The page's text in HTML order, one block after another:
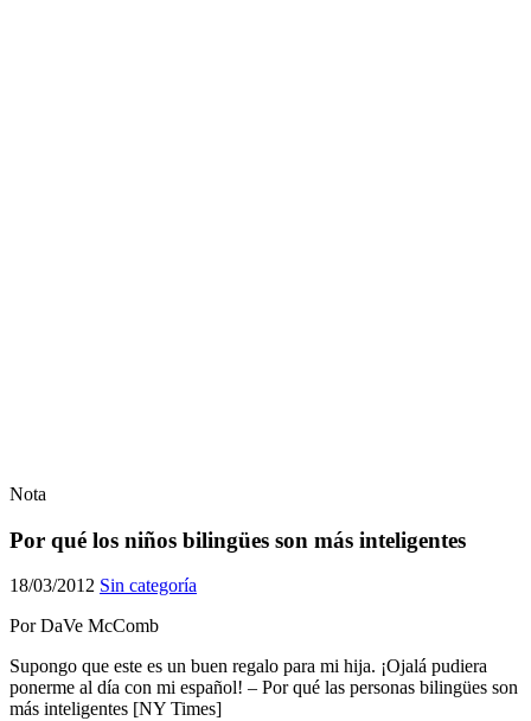
Nota
Por qué los niños bilingües son más inteligentes
18/03/2012 Sin categoría
Por DaVe McComb
Supongo que este es un buen regalo para mi hija. ¡Ojalá pudiera
ponerme al día con mi español! – Por qué las personas bilingües son
más inteligentes [NY Times]